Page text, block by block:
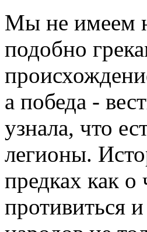
Мы не имеем
подобно
а победа -
узнала, что
легионы.
предках как
противиться